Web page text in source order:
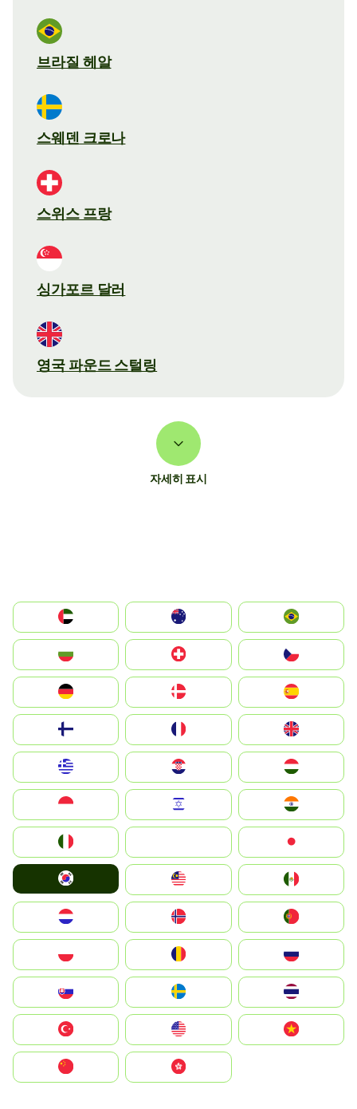
브라질 헤알
스웨덴 크로나
스위스 프랑
싱가포르 달러
영국 파운드 스털링
자세히 표시
الإمارات العربية المتحدة
Switzerland
Deutschland
United Kingdom
Magyarország
South Korea
United States
中國香港特別行政區